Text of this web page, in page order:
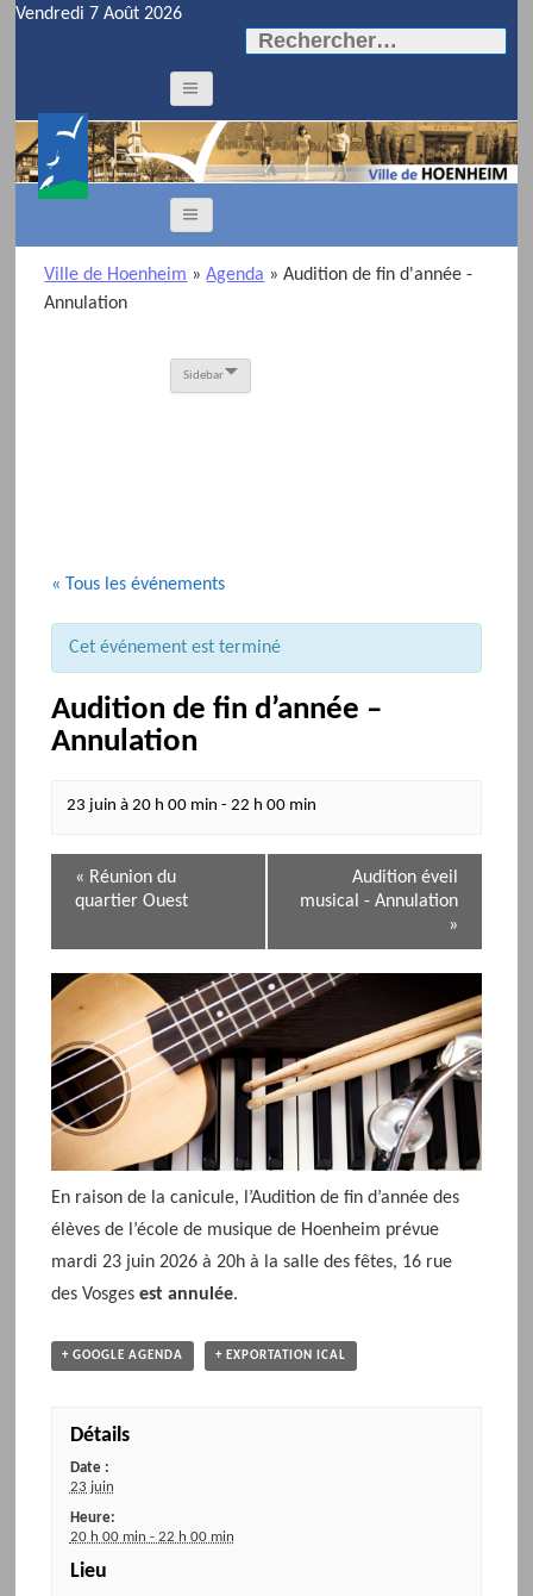
Vendredi 7 Août 2026
Rechercher :
Ville de Hoenheim »Agenda » Audition de fin d'année -
Annulation
Sidebar
« Tous les événements
Cet événement est terminé
Audition de fin d’année –
Annulation
23 juin à 20 h 00 min -22 h 00 min
i
g
a
i
o
n
d
l
'
é
v
n
« Réunion du
quartier Ouest
Audition éveil
musical - Annulation
»
En raison de la canicule, l’Audition de fin d’année des
élèves de l’école de musique de Hoenheim prévue
mardi 23 juin 2026 à 20h à la salle des fêtes, 16 rue
des Vosgesest annulée.
+ GOOGLE AGENDA + EXPORTATION ICAL
Détails
Date :
23 juin
Heure:
20 h 00 min - 22 h 00 min
Lieu